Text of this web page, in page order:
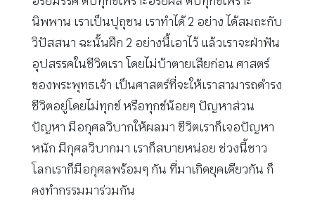
นิพพาน เราเป็นปุถุชน เราทำได้ 2 อย่าง ได้สมถะกับ
วิปัสสนา ฉะนั้นฝึก 2 อย่างนี้เอาไว้ แล้วเราจะฝ่าฟัน
อุปสรรคในชีวิตเรา โดยไม่บ้าตายเสียก่อน ศาสตร์
ของพระพุทธเจ้า เป็นศาสตร์ที่จะให้เราสามารถดำรง
ชีวิตอยู่โดยไม่ทุกข์ หรือทุกข์น้อยๆ ปัญหาส่วน
ปัญหา มีอกุศลวิบากให้ผลมา ชีวิตเราก็เจอปัญหา
หนัก มีกุศลวิบากมา เราก็สบายหน่อย ช่วงนี้ชาว
โลกเราก็มีอกุศลพร้อมๆ กัน ที่มาเกิดยุคเดียวกัน ก็
คงทำกรรมมาร่วมกัน